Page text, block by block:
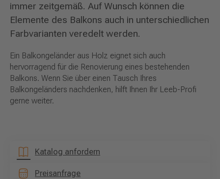
immer zeitgemäß. Auf Wunsch können die
Elemente des Balkons auch in unterschiedlichen
Farbvarianten veredelt werden.
Ein Balkongeländer aus Holz eignet sich auch
hervorragend für die Renovierung eines bestehenden
Balkons. Wenn Sie über einen Tausch Ihres
Balkongeländers nachdenken, hilft Ihnen Ihr Leeb-Profi
gerne weiter.
Katalog anfordern
Preisanfrage